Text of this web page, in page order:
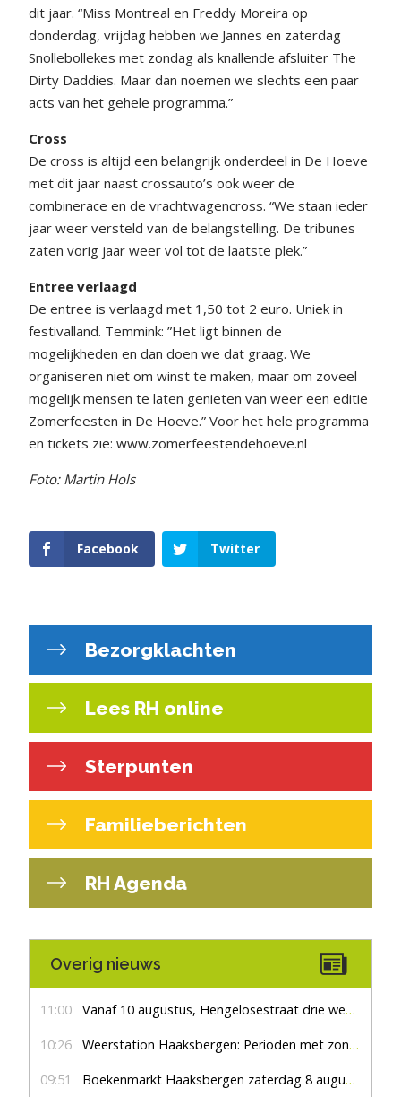
dit jaar. “Miss Montreal en Freddy Moreira op
donderdag, vrijdag hebben we Jannes en zaterdag
Snollebollekes met zondag als knallende afsluiter The
Dirty Daddies. Maar dan noemen we slechts een paar
acts van het gehele programma.”
Cross
De cross is altijd een belangrijk onderdeel in De Hoeve
met dit jaar naast crossauto’s ook weer de
combinerace en de vrachtwagencross. “We staan ieder
jaar weer versteld van de belangstelling. De tribunes
zaten vorig jaar weer vol tot de laatste plek.”
Entree verlaagd
De entree is verlaagd met 1,50 tot 2 euro. Uniek in
festivalland. Temmink: ”Het ligt binnen de
mogelijkheden en dan doen we dat graag. We
organiseren niet om winst te maken, maar om zoveel
mogelijk mensen te laten genieten van weer een editie
Zomerfeesten in De Hoeve.” Voor het hele programma
en tickets zie: www.zomerfeestendehoeve.nl
Foto: Martin Hols
Facebook Twitter
Bezorgklachten
Lees RH online
Sterpunten
Familieberichten
RH Agenda
Overig nieuws
11:00 Vanaf 10 augustus, Hengelosestraat drie weken dicht voor doorgaand verkeer
10:26 Weerstation Haaksbergen: Perioden met zon en droog
09:51 Boekenmarkt Haaksbergen zaterdag 8 augustus, marktplein Haaksbergen